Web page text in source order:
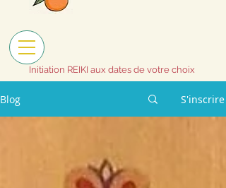
Initiation REIKI aux dates de votre choix
Blog S'inscrire